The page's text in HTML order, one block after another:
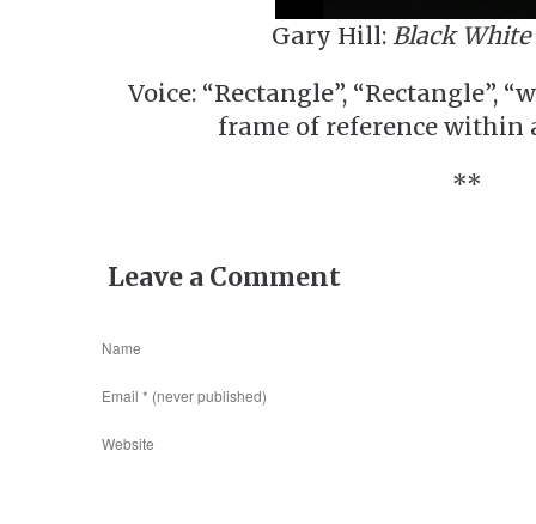
Gary Hill: Black White
Voice: “Rectangle”, “Rectangle”,
frame of reference within
**
Leave a Comment